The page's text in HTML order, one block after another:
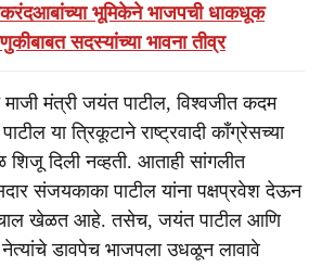
भूमिकेने भाजपची धाकधूक
सदस्यांच्या भावना तीव्र
माजी मंत्री जयंत पाटील, विश्वजीत कदम
या त्रिकूटाने राष्ट्रवादी काँग्रेसच्या
शिजू दिली नव्हती. आताही सांगलीत
संजयकाका पाटील यांना पक्षप्रवेश देऊन
चाल खेळत आहे. तसेच, जयंत पाटील आणि
डावपेच भाजपला उधळून लावावे